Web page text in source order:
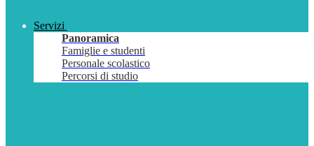
Servizi
Panoramica
Famiglie e studenti
Personale scolastico
Percorsi di studio